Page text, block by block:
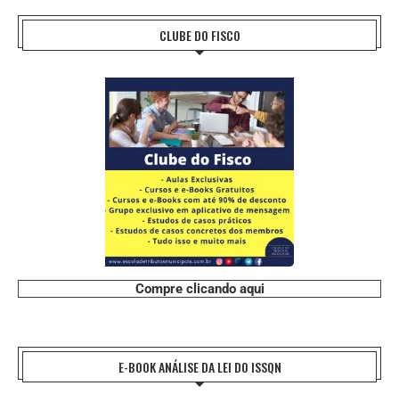
CLUBE DO FISCO
Compre clicando aqui
E-BOOK ANÁLISE DA LEI DO ISSQN